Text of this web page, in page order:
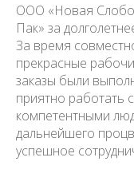
ООО «Новая
Пак» за
За время
прекрасные
заказы были
приятно работать
компетентными
дальнейшего
успешное